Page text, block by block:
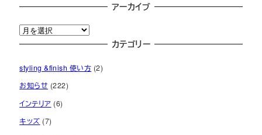
アーカイブ
ア
ー
イ
ブ
カテゴリー
styling &finish 使い方 (2)
お知らせ (222)
インテリア (6)
キッズ (7)